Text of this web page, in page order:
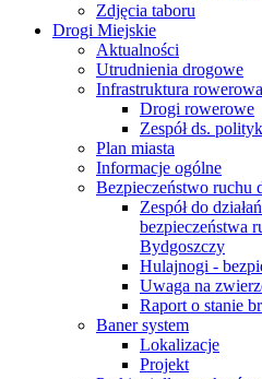
Zdjęcia taboru
Drogi Miejskie
Aktualności
Utrudnienia drogowe
Infrastruktura rowerowa
Drogi rowerowe
Zespół ds.
Plan miasta
Informacje ogólne
Bezpieczeństwo ruchu
Zespół do
bezpieczeństwa
Bydgoszczy
Hulajnogi -
Uwaga na
Raport o stanie
Baner system
Lokalizacje
Projekt